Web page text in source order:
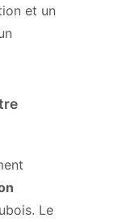
et un
Le